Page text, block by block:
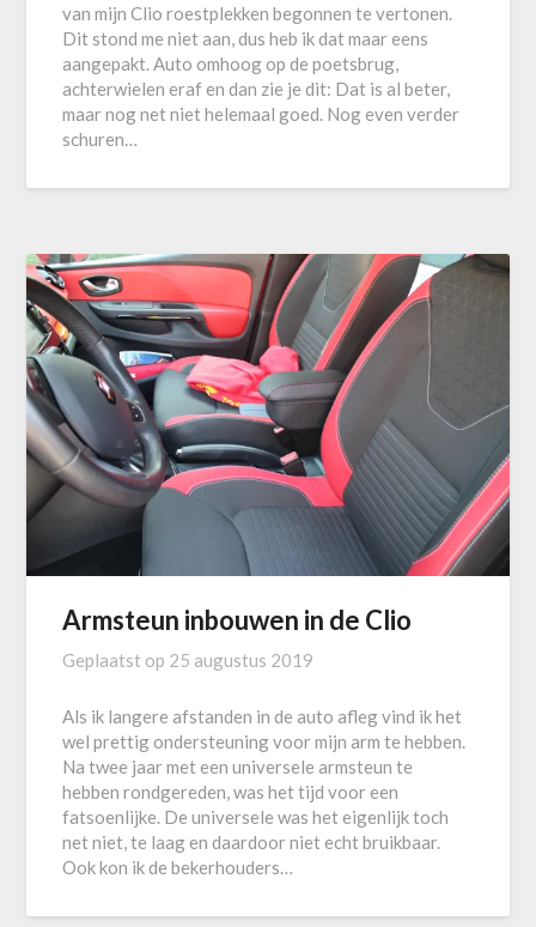
van mijn Clio roestplekken begonnen te vertonen.
Dit stond me niet aan, dus heb ik dat maar eens
aangepakt. Auto omhoog op de poetsbrug,
achterwielen eraf en dan zie je dit: Dat is al beter,
maar nog net niet helemaal goed. Nog even verder
schuren…
Armsteun inbouwen in de Clio
Geplaatst op 25 augustus 2019
Als ik langere afstanden in de auto afleg vind ik het
wel prettig ondersteuning voor mijn arm te hebben.
Na twee jaar met een universele armsteun te
hebben rondgereden, was het tijd voor een
fatsoenlijke. De universele was het eigenlijk toch
net niet, te laag en daardoor niet echt bruikbaar.
Ook kon ik de bekerhouders…